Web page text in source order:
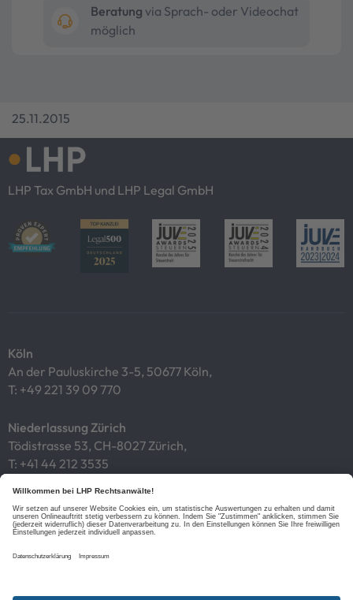
Beratung via Sprach- oder Videochat
möglich
25.11.2015
LHP Tax GmbH und LHP Legal GmbH
Köln
An der Pauluskirche 3-5, 50677 Köln,
T: +49 221 39 09 770
Niederlassung Zürich
Tödistrasse 53, CH-8027 Zürich,
T: +41 44 212 3535